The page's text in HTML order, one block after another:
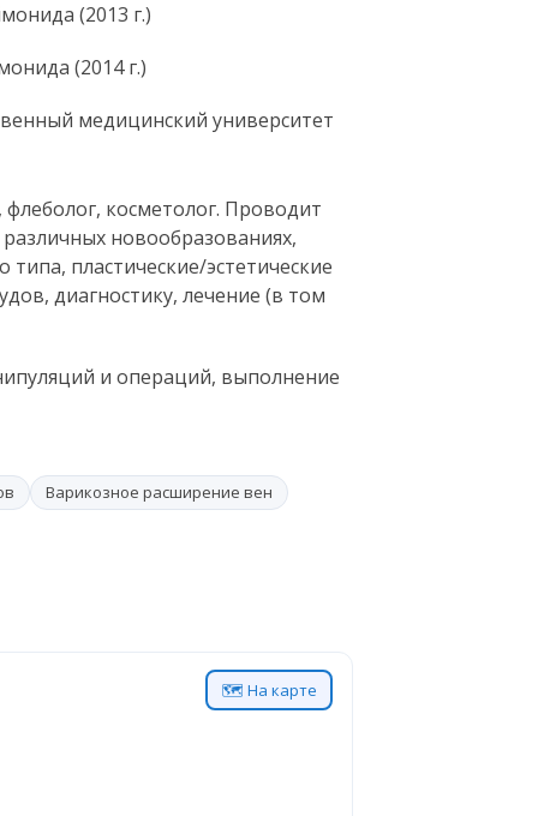
(2013 г.)
(2014 г.)
медицинский университет
косметолог. Проводит
новообразованиях,
пластические/эстетические
диагностику, лечение (в том
и операций, выполнение
Варикозное расширение вен
🗺 На карте